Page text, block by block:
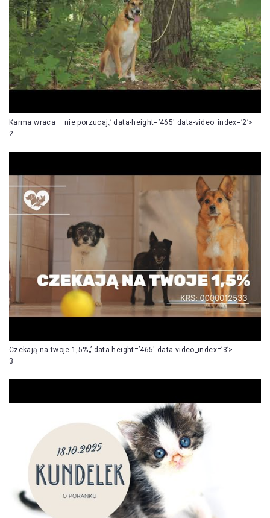
Karma wraca – nie porzucaj„’ data-height=’465′ data-video_index=’2’>
2
Czekają na twoje 1,5%„’ data-height=’465′ data-video_index=’3’>
3